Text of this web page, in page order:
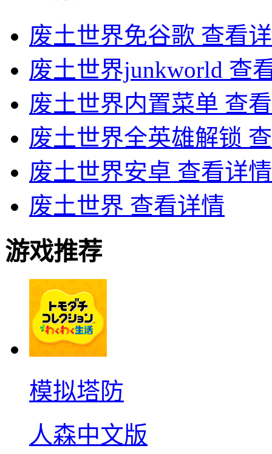
废土世界免谷歌 查看
废土世界junkworld 查
废土世界内置菜单 查
废土世界全英雄解锁
废土世界安卓 查看详情
废土世界 查看详情
游戏推荐
模拟塔防
人森中文版